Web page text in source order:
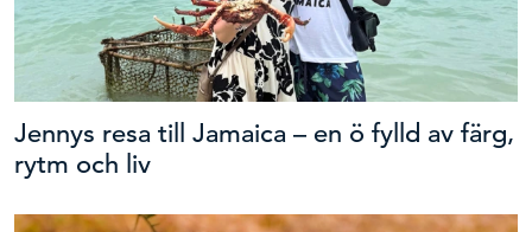
Jennys resa till Jamaica – en ö fylld av färg,
rytm och liv